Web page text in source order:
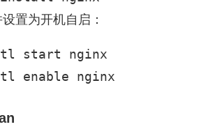
置为开机自启：
start nginx
enable nginx